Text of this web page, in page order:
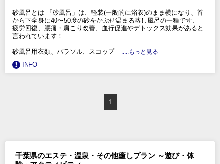
砂風呂とは 「砂風呂」は、軽装(一般的に浴衣)のまま横になり、首
から下全身に40〜50度の砂をかぶせ温まる蒸し風呂の一種です。
疲労回復、腰痛・肩こり改善、血行促進やデトックス効果があると
言われています！
砂風呂用衣類、パラソル、スコップ .....もっと見る
INFO
1
千葉県のエステ・温泉・その他癒しプラン ～遊び・体